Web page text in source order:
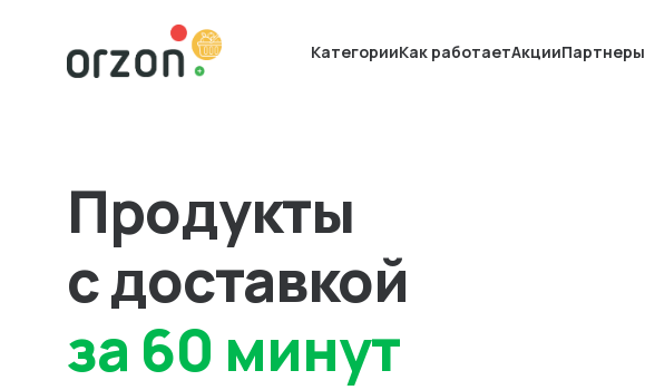
КатегорииКак работаетАкцииПартнеры
Продукты
с доставкой
за 60 минут